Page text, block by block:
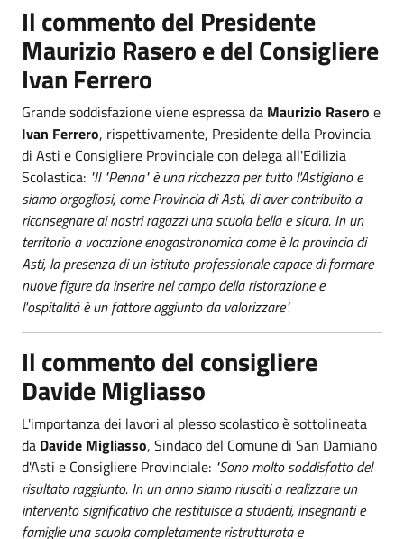
Il commento del Presidente
Maurizio Rasero e del Consigliere
Ivan Ferrero
Grande soddisfazione viene espressa da Maurizio Rasero e
Ivan Ferrero, rispettivamente, Presidente della Provincia
di Asti e Consigliere Provinciale con delega all'Edilizia
Scolastica: "Il "Penna" è una ricchezza per tutto l'Astigiano e
siamo orgogliosi, come Provincia di Asti, di aver contribuito a
riconsegnare ai nostri ragazzi una scuola bella e sicura. In un
territorio a vocazione enogastronomica come è la provincia di
Asti, la presenza di un istituto professionale capace di formare
nuove figure da inserire nel campo della ristorazione e
l'ospitalità è un fattore aggiunto da valorizzare".
Il commento del consigliere
Davide Migliasso
L'importanza dei lavori al plesso scolastico è sottolineata
da Davide Migliasso, Sindaco del Comune di San Damiano
d'Asti e Consigliere Provinciale: "Sono molto soddisfatto del
risultato raggiunto. In un anno siamo riusciti a realizzare un
intervento significativo che restituisce a studenti, insegnanti e
famiglie una scuola completamente ristrutturata e